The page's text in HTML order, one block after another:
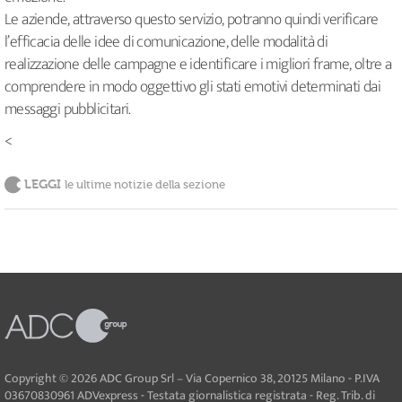
Le aziende, attraverso questo servizio, potranno quindi verificare
l’efficacia delle idee di comunicazione, delle modalità di
realizzazione delle campagne e identificare i migliori frame, oltre a
comprendere in modo oggettivo gli stati emotivi determinati dai
messaggi pubblicitari.
<
LEGGI le ultime notizie della sezione
Copyright © 2026 ADC Group Srl – Via Copernico 38, 20125 Milano - P.IVA
03670830961 ADVexpress - Testata giornalistica registrata - Reg. Trib. di